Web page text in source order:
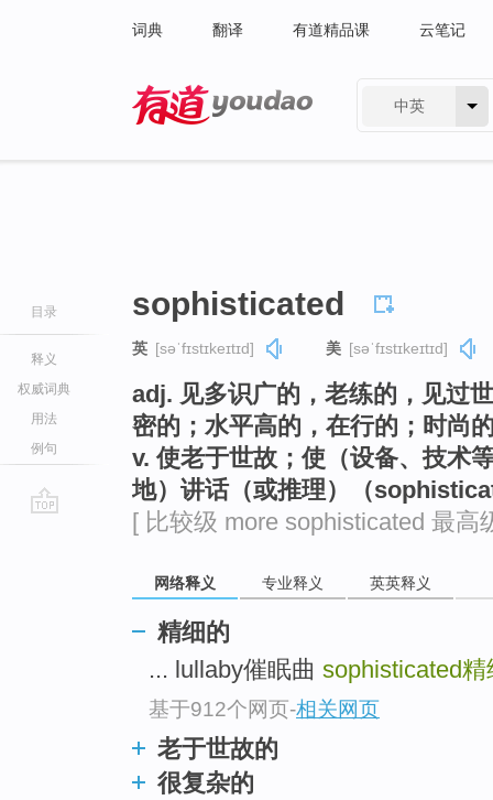
词典 翻译 有道精品课 云笔记
中英
目录
释义
权威词典
用法
例句
sophisticated
英 [səˈfɪstɪkeɪtɪd] 美 [səˈfɪstɪkeɪtɪd]
adj. 见多识广的，老练的，见过
密的；水平高的，在行的；时尚
v. 使老于世故；使（设备、技术
地）讲话（或推理）（
[ 比较级 more sophisticated 最高
网络释义 专业释义 英英释义
精细的
... lullaby催眠曲 sophisticated精
基于912个网页-相关网页
老于世故的
很复杂的